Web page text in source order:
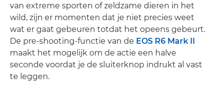
van extreme sporten of zeldzame dieren in het
wild, zijn er momenten dat je niet precies weet
wat er gaat gebeuren totdat het opeens gebeurt.
De pre-shooting-functie van de EOS R6 Mark II
maakt het mogelijk om de actie een halve
seconde voordat je de sluiterknop indrukt al vast
te leggen.